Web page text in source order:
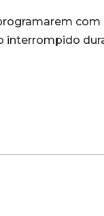
com
interrompido